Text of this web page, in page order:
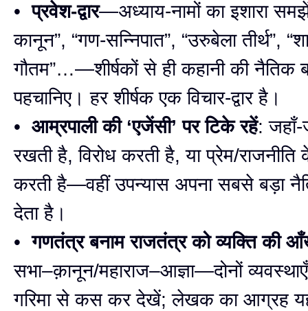
•प्रवेश-द्वार—अध्याय-नामों का इशारा
कानून”, “गण-सन्निपात”, “उरुबेला तीर्थ”,
गौतम”…—शीर्षकों से ही कहानी की नैतिक
पहचानिए। हर शीर्षक एक विचार-द्वार है।
• आम्रपाली की ‘एजेंसी’ पर टिके रहें: जहाँ-
रखती है, विरोध करती है, या प्रेम/राजनीति
करती है—वहीं उपन्यास अपना सबसे बड़ा
देता है।
•गणतंत्र बनाम राजतंत्र को व्यक्ति की
सभा–क़ानून/महाराज–आज्ञा—दोनों
गरिमा से कस कर देखें; लेखक का आग्रह